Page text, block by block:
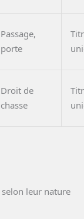
Passage,
porte
Droit de
chasse
selon leur nature